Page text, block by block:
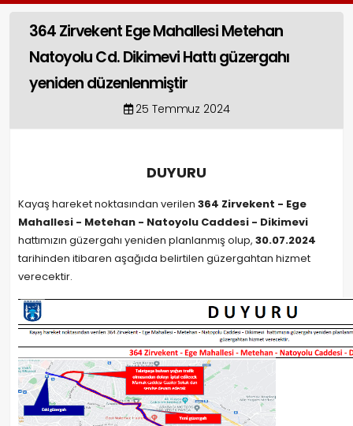
364 Zirvekent Ege Mahallesi Metehan
Natoyolu Cd. Dikimevi Hattı güzergahı
yeniden düzenlenmiştir
25 Temmuz 2024
DUYURU
Kayaş hareket noktasından verilen 364 Zirvekent - Ege
Mahallesi - Metehan - Natoyolu Caddesi - Dikimevi
hattımızın güzergahı yeniden planlanmış olup, 30.07.2024
tarihinden itibaren aşağıda belirtilen güzergahtan hizmet
verecektir.